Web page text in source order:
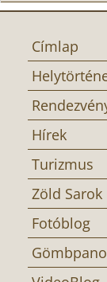
Címlap
Hírek
Turizmus
Zöld Sarok
Fotóblog